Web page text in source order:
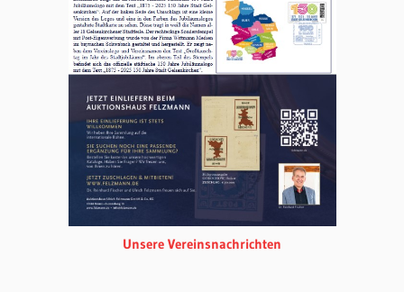
Unsere Vereinsnachrichten